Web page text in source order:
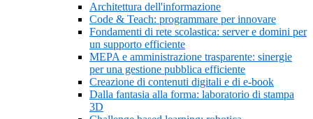
Architettura dell'informazione
Code & Teach: programmare per innovare
Fondamenti di rete scolastica: server e domini per
un supporto efficiente
MEPA e amministrazione trasparente: sinergie
per una gestione pubblica efficiente
Creazione di contenuti digitali e di e-book
Dalla fantasia alla forma: laboratorio di stampa
3D